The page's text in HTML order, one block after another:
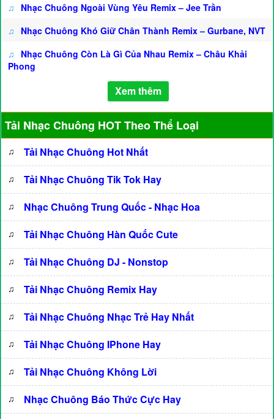
♫
Nhạc Chuông Ngoài Vùng Yêu Remix – Jee Trần
♫
Nhạc Chuông Khó Giữ Chân Thành Remix – Gurbane, NVT
♫
Nhạc Chuông Còn Là Gì Của Nhau Remix – Châu Khải
Phong
Xem thêm
Tải Nhạc Chuông HOT Theo Thể Loại
♫ Tải Nhạc Chuông Hot Nhất
♫ Tải Nhạc Chuông Tik Tok Hay
♫ Nhạc Chuông Trung Quốc - Nhạc Hoa
♫ Tải Nhạc Chuông Hàn Quốc Cute
♫ Tải Nhạc Chuông DJ - Nonstop
♫ Tải Nhạc Chuông Remix Hay
♫ Tải Nhạc Chuông Nhạc Trẻ Hay Nhất
♫ Tải Nhạc Chuông IPhone Hay
♫ Tải Nhạc Chuông Không Lời
♫ Nhạc Chuông Báo Thức Cực Hay